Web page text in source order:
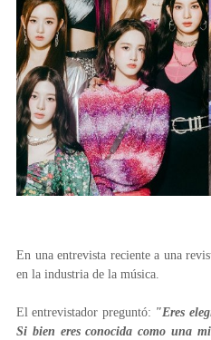
En una entrevista reciente a una
en la industria de la música.
El entrevistador preguntó: "Eres
Si bien eres conocida como una